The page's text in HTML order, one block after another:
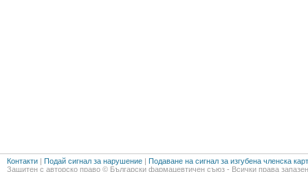
Контакти | Подай сигнал за нарушение | Подаване на сигнал за изгубена членска
Защитен с авторско право © Български фармацевтичен съюз - Всички права